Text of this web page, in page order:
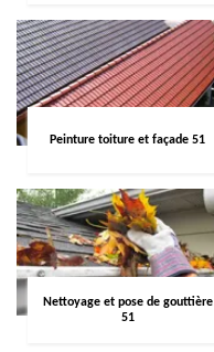
Peinture toiture et façade 51
Nettoyage et pose de gouttière
51